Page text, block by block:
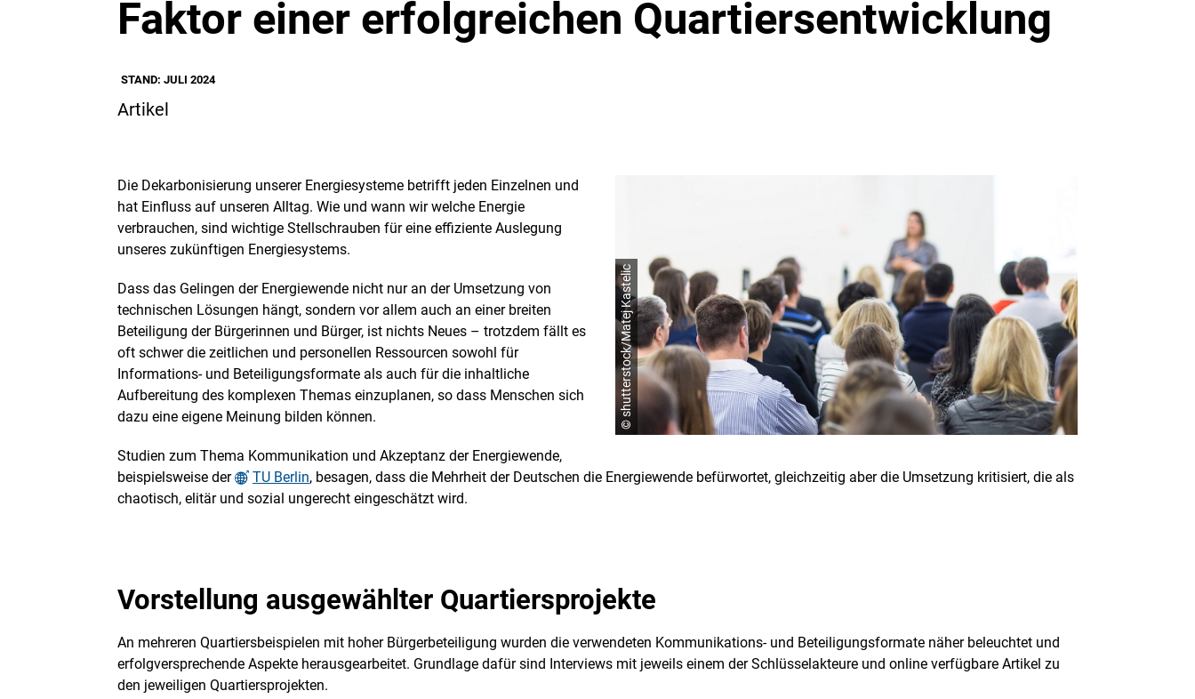
Faktor einer erfolgreichen Quartiersentwicklung
STAND: JULI 2024
Artikel
© shutterstock/Matej Kastelic
Die Dekarbonisierung unserer Energiesysteme betrifft jeden Einzelnen und
hat Einfluss auf unseren Alltag. Wie und wann wir welche Energie
verbrauchen, sind wichtige Stellschrauben für eine effiziente Auslegung
unseres zukünftigen Energiesystems.
Dass das Gelingen der Energiewende nicht nur an der Umsetzung von
technischen Lösungen hängt, sondern vor allem auch an einer breiten
Beteiligung der Bürgerinnen und Bürger, ist nichts Neues – trotzdem fällt es
oft schwer die zeitlichen und personellen Ressourcen sowohl für
Informations- und Beteiligungsformate als auch für die inhaltliche
Aufbereitung des komplexen Themas einzuplanen, so dass Menschen sich
dazu eine eigene Meinung bilden können.
Studien zum Thema Kommunikation und Akzeptanz der Energiewende,
beispielsweise der
TU Berlin, besagen, dass die Mehrheit der Deutschen die Energiewende befürwortet, gleichzeitig aber die Umsetzung kritisiert, die als
chaotisch, elitär und sozial ungerecht eingeschätzt wird.
Vorstellung ausgewählter Quartiersprojekte
An mehreren Quartiersbeispielen mit hoher Bürgerbeteiligung wurden die verwendeten Kommunikations- und Beteiligungsformate näher beleuchtet und
erfolgversprechende Aspekte herausgearbeitet. Grundlage dafür sind Interviews mit jeweils einem der Schlüsselakteure und online verfügbare Artikel zu
den jeweiligen Quartiersprojekten.